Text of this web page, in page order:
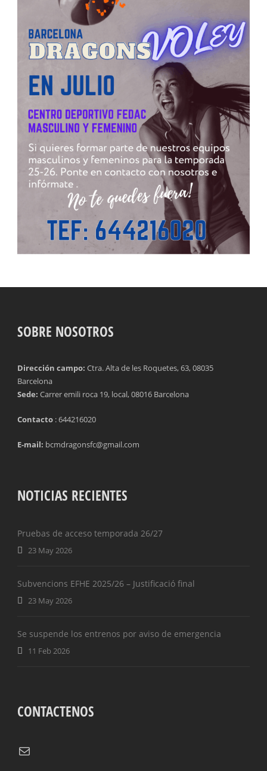
SOBRE NOSOTROS
Dirección campo: Ctra. Alta de les Roquetes, 63, 08035
Barcelona
Sede: Carrer emili roca 19, local, 08016 Barcelona
Contacto : 644216020
E-mail: bcmdragonsfc@gmail.com
NOTICIAS RECIENTES
Pruebas de acceso temporada 26/27
23 May 2026
Subvencions EFHE 2025/26 – Justificació final
23 May 2026
Se suspende los entrenos por aviso de emergencia
11 Feb 2026
CONTACTENOS
Correo electrónico